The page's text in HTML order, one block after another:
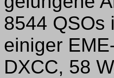
8544 QSOs
einiger
DXCC, 58